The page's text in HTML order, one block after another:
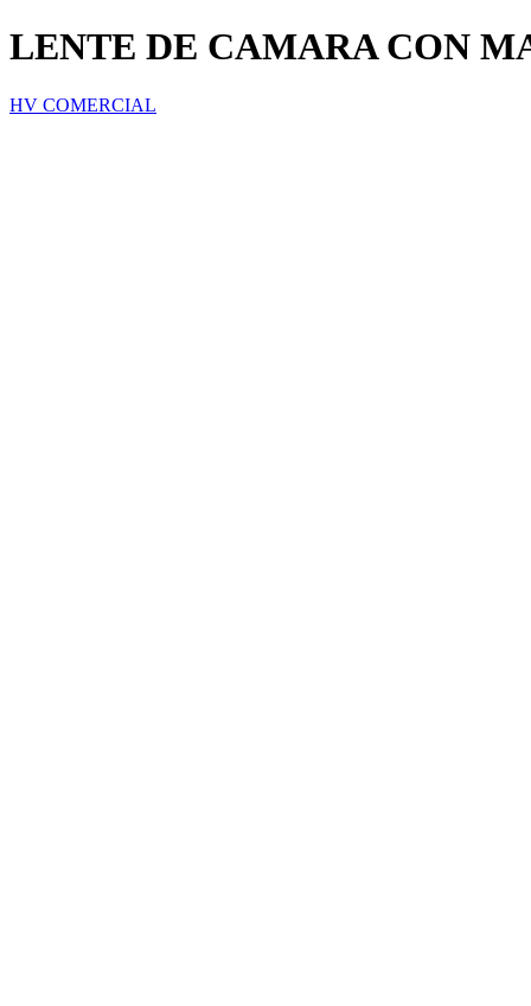
LENTE DE CAMARA CON
HV COMERCIAL